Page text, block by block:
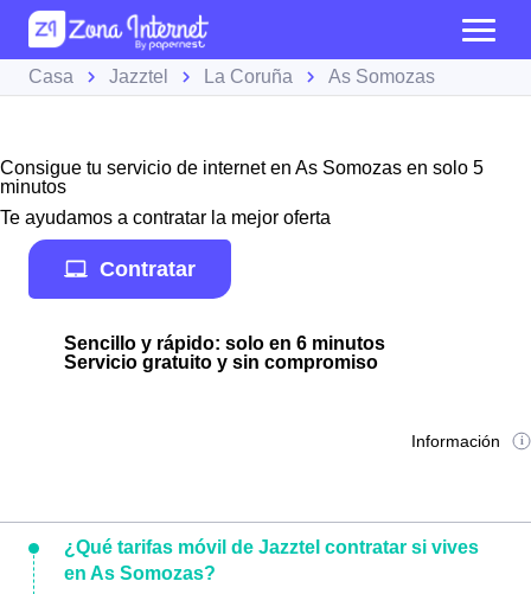
Casa Jazztel La Coruña As Somozas
Consigue tu servicio de internet en As Somozas en solo 5
minutos
Te ayudamos a contratar la mejor oferta
Contratar
Sencillo y rápido: solo en 6 minutos
Servicio gratuito y sin compromiso
Información
¿Qué tarifas móvil de Jazztel contratar si vives
en As Somozas?